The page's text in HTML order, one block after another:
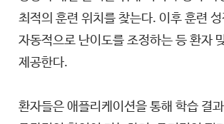
최적의 훈련 위치를 찾는다. 이후 훈련
자동적으로 난이도를 조정하는 등 환자
제공한다.
환자들은 애플리케이션을 통해 학습 결